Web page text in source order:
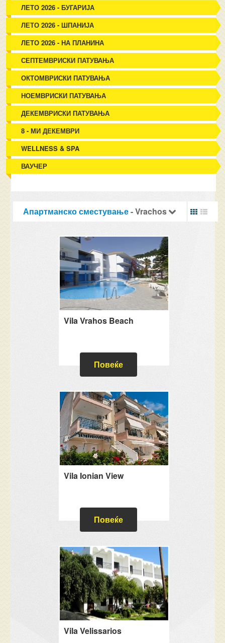
ЛЕТО 2026 - БУГАРИЈА
ЛЕТО 2026 - ШПАНИЈА
ЛЕТО 2026 - НА ПЛАНИНА
СЕПТЕМВРИСКИ ПАТУВАЊА
ОКТОМВРИСКИ ПАТУВАЊА
НОЕМВРИСКИ ПАТУВАЊА
ДЕКЕМВРИСКИ ПАТУВАЊА
8 - МИ ДЕКЕМВРИ
WELLNESS & SPA
ВАУЧЕР
Апартманско сместување- Vrachos
Vila Vrahos Beach
Повеќе
Vila Ionian View
Повеќе
Vila Velissarios